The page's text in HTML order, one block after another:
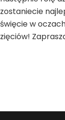
zostaniecie
święcie w
zięciów!